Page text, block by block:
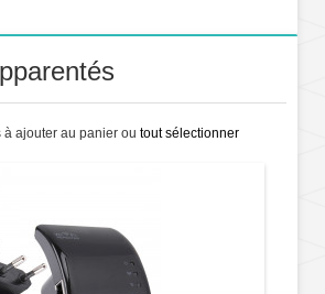
ajouter au panier ou tout sélectionner